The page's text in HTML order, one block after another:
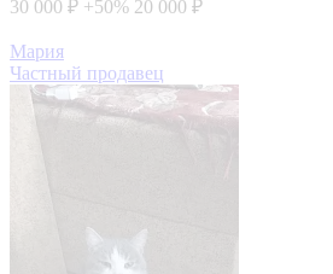
30 000 ₽ +50% 20 000 ₽
Мария
Частный продавец